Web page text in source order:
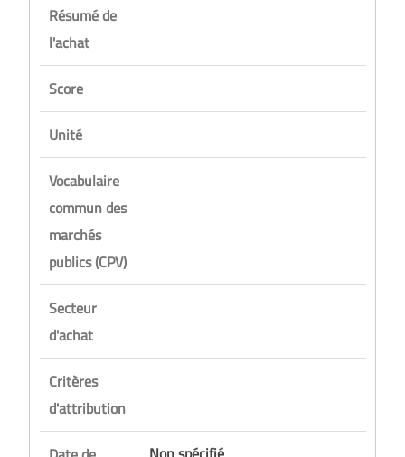
Résumé de
l'achat
Score
Unité
Vocabulaire
commun des
marchés
publics (CPV)
Secteur
d'achat
Critères
d'attribution